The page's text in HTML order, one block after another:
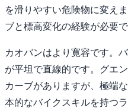
を滑りやすい危険物に変え
ブと標高変化の経験が必要で
カオバンはより寛容です。
が平坦で直線的です。グエ
カーブがありますが、極端
本的なバイクスキルを持つ